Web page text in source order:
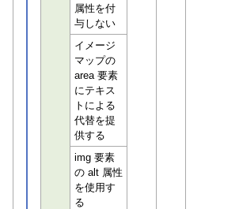
属性を付
与しない
イメージ
マップの
area 要素
にテキス
トによる
代替を提
供する
img 要素
の alt 属性
を使用す
る